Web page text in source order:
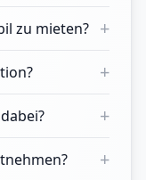
zu mieten? +
+
+
+